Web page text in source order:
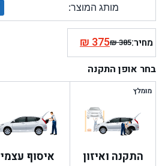
מותג המוצר:
מחיר: ₪385
המחיר
המקורי
היה:
₪375המחיר
הנוכחי
הוא:
בחר אופן התקנה
מומלץ
התקנה ואיזון איסוף עצמי